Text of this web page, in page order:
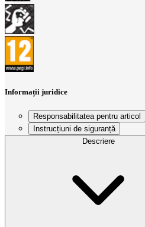
Informații juridice
Responsabilitatea pentru articol
Instrucțiuni de siguranță
Descriere